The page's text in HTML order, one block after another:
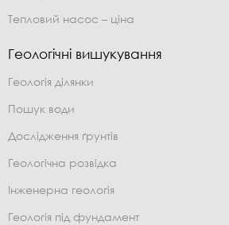
Тепловий насос – ціна
Геологічні вишукування
Геологія ділянки
Пошук води
Дослідження ґрунтів
Геологічна розвідка
Інженерна геологія
Геологія під фундамент